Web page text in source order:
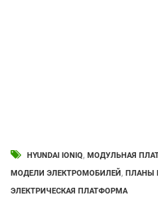
HYUNDAI IONIQ, МОДУЛЬНАЯ
МОДЕЛИ ЭЛЕКТРОМОБИЛЕЙ, ПЛАНЫ
ЭЛЕКТРИЧЕСКАЯ ПЛАТФОРМА